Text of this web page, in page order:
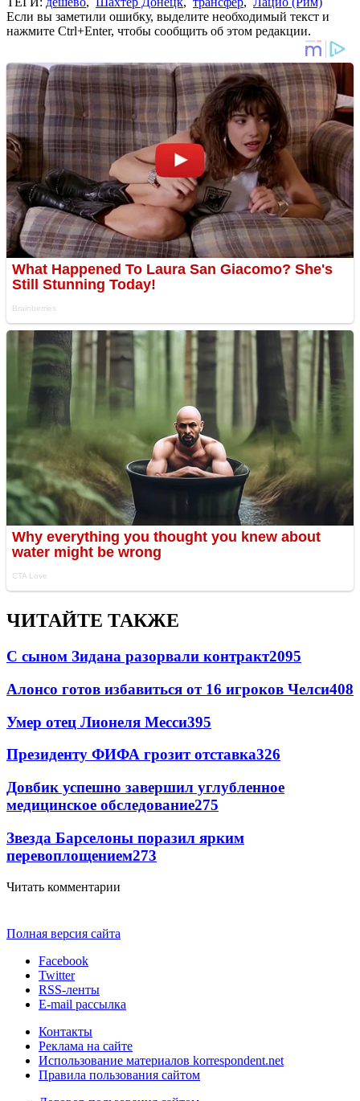
Если вы заметили ошибку, выделите необходимый текст и
нажмите Ctrl+Enter, чтобы сообщить об этом редакции.
ЧИТАЙТЕ ТАКЖЕ
С сыном Зидана разорвали контракт2095
Алонсо готов избавиться от 16 игроков Челси408
Умер отец Лионеля Месси395
Президенту ФИФА грозит отставка326
Довбик успешно завершил углубленное
медицинское обследование275
Звезда Барселоны поразил ярким
перевоплощением273
Читать комментарии
Полная версия сайта
Facebook
Twitter
RSS-ленты
E-mail рассылка
Контакты
Реклама на сайте
Использование материалов korrespondent.net
Правила пользования сайтом